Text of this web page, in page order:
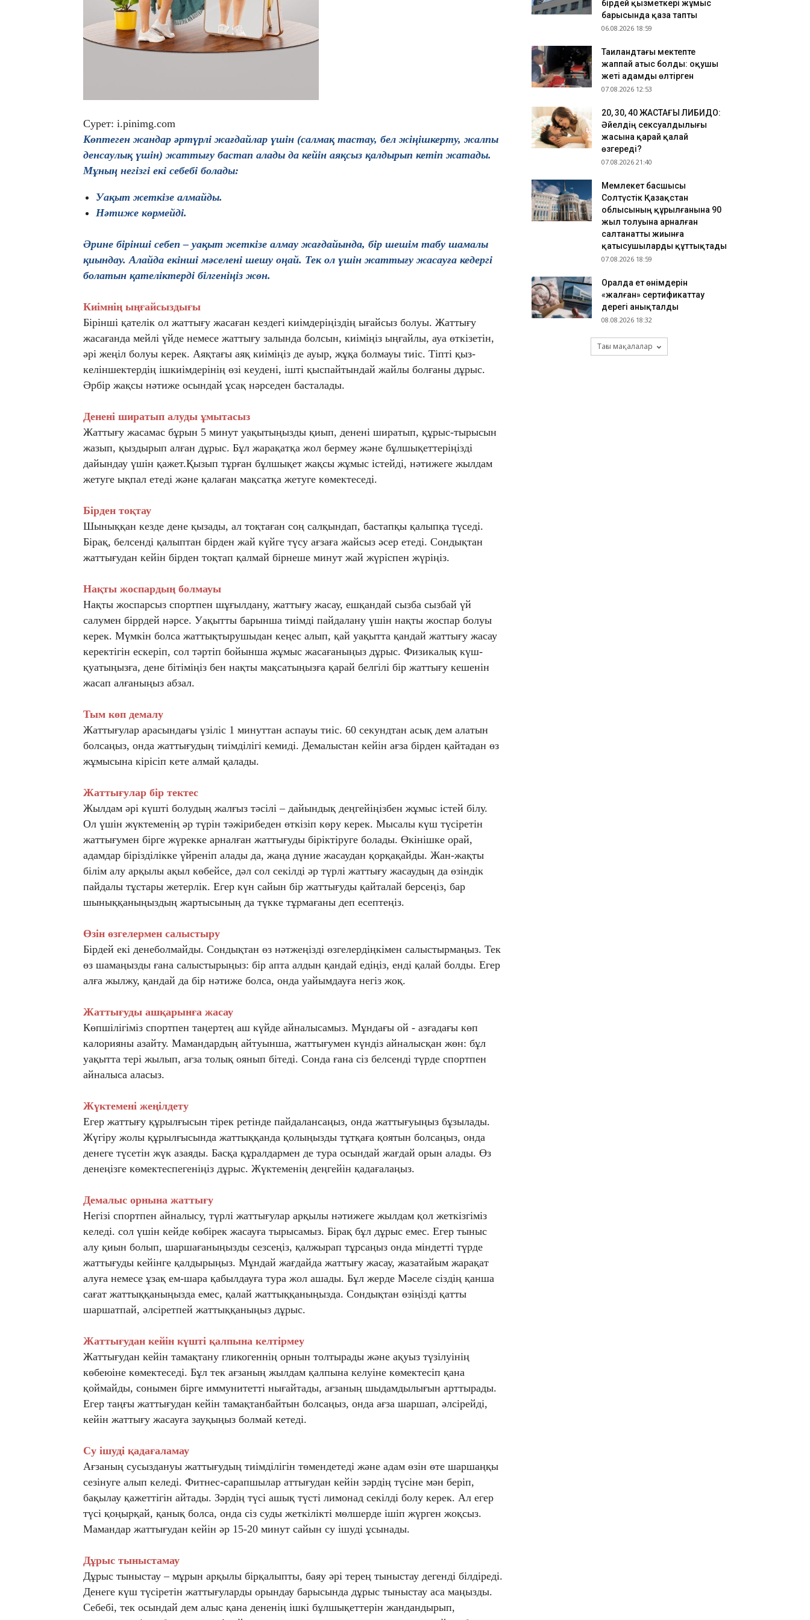
Сурет: i.pinimg.com
Көптеген жандар әртүрлі жағдайлар үшін (салмақ тастау, бел жіңішкерту, жалпы
денсаулық үшін) жаттығу бастап алады да кейін аяқсыз қалдырып кетіп жатады.
Мұның негізгі екі себебі болады:
Уақыт жеткізе алмайды.
Нәтиже көрмейді.
Әрине бірінші себеп – уақыт жеткізе алмау жағдайында, бір шешім табу шамалы
қиындау. Алайда екінші мәселені шешу оңай. Тек ол үшін жаттығу жасауға кедергі
болатын қателіктерді білгеніңіз жөн.
Киімнің ыңғайсыздығы
Бірінші қателік ол жаттығу жасаған кездегі киімдеріңіздің ығайсыз болуы. Жаттығу
жасағанда мейлі үйде немесе жаттығу залында болсын, киіміңіз ыңғайлы, ауа өткізетін,
әрі жеңіл болуы керек. Аяқтағы аяқ киіміңіз де ауыр, жұқа болмауы тиіс. Тіпті қыз-
келіншектердің ішкиімдерінің өзі кеудені, ішті қыспайтындай жайлы болғаны дұрыс.
Әрбір жақсы нәтиже осындай ұсақ нәрседен басталады.
Денені ширатып алуды ұмытасыз
Жаттығу жасамас бұрын 5 минут уақытыңызды қиып, денені ширатып, құрыс-тырысын
жазып, қыздырып алған дұрыс. Бұл жарақатқа жол бермеу және бұлшықеттеріңізді
дайындау үшін қажет.Қызып тұрған бұлшықет жақсы жұмыс істейді, нәтижеге жылдам
жетуге ықпал етеді және қалаған мақсатқа жетуге көмектеседі.
Бірден тоқтау
Шыныққан кезде дене қызады, ал тоқтаған соң салқындап, бастапқы қалыпқа түседі.
Бірақ, белсенді қалыптан бірден жай күйге түсу ағзаға жайсыз әсер етеді. Сондықтан
жаттығудан кейін бірден тоқтап қалмай бірнеше минут жай жүріспен жүріңіз.
Нақты жоспардың болмауы
Нақты жоспарсыз спортпен шұғылдану, жаттығу жасау, ешқандай сызба сызбай үй
салумен біррдей нәрсе. Уақытты барынша тиімді пайдалану үшін нақты жоспар болуы
керек. Мүмкін болса жаттықтырушыдан кеңес алып, қай уақытта қандай жаттығу жасау
керектігін ескеріп, сол тәртіп бойынша жұмыс жасағаныңыз дұрыс. Физикалық күш-
қуатыңызға, дене бітіміңіз бен нақты мақсатыңызға қарай белгілі бір жаттығу кешенін
жасап алғаныңыз абзал.
Тым көп демалу
Жаттығулар арасындағы үзіліс 1 минуттан аспауы тиіс. 60 секундтан асық дем алатын
болсаңыз, онда жаттығудың тиімділігі кемиді. Демалыстан кейін ағза бірден қайтадан өз
жұмысына кірісіп кете алмай қалады.
Жаттығулар бір тектес
Жылдам әрі күшті болудың жалғыз тәсілі – дайындық деңгейіңізбен жұмыс істей білу.
Ол үшін жүктеменің әр түрін тәжірибеден өткізіп көру керек. Мысалы күш түсіретін
жаттығумен бірге жүрекке арналған жаттығуды біріктіруге болады. Өкінішке орай,
адамдар бірізділікке үйреніп алады да, жаңа дүние жасаудан қорқақайды. Жан-жақты
білім алу арқылы ақыл көбейсе, дәл сол секілді әр түрлі жаттығу жасаудың да өзіндік
пайдалы тұстары жетерлік. Егер күн сайын бір жаттығуды қайталай берсеңіз, бар
шыныққаныңыздың жартысының да түкке тұрмағаны деп есептеңіз.
Өзін өзгелермен салыстыру
Бірдей екі денеболмайды. Сондықтан өз нәтжеңізді өзгелердіңкімен салыстырмаңыз. Тек
өз шамаңызды ғана салыстырыңыз: бір апта алдын қандай едіңіз, енді қалай болды. Егер
алға жылжу, қандай да бір нәтиже болса, онда уайымдауға негіз жоқ.
Жаттығуды ашқарынға жасау
Көпшілігіміз спортпен таңертең аш күйде айналысамыз. Мұндағы ой - азғадағы көп
калорияны азайту. Мамандардың айтуынша, жаттығумен күндіз айналысқан жөн: бұл
уақытта тері жылып, ағза толық оянып бітеді. Сонда ғана сіз белсенді түрде спортпен
айналыса аласыз.
Жүктемені жеңілдету
Егер жаттығу құрылғысын тірек ретінде пайдалансаңыз, онда жаттығуыңыз бұзылады.
Жүгіру жолы құрылғысында жаттыққанда қолыңызды тұтқаға қоятын болсаңыз, онда
денеге түсетін жүк азаяды. Басқа құралдармен де тура осындай жағдай орын алады. Өз
денеңізге көмектеспегеніңіз дұрыс. Жүктеменің деңгейін қадағалаңыз.
Демалыс орнына жаттығу
Негізі спортпен айналысу, түрлі жаттығулар арқылы нәтижеге жылдам қол жеткізгіміз
келеді. сол үшін кейде көбірек жасауға тырысамыз. Бірақ бұл дұрыс емес. Егер тыныс
алу қиын болып, шаршағаныңызды сезсеңіз, қалжырап тұрсаңыз онда міндетті түрде
жаттығуды кейінге қалдырыңыз. Мұндай жағдайда жаттығу жасау, жазатайым жарақат
алуға немесе ұзақ ем-шара қабылдауға тура жол ашады. Бұл жерде Мәселе сіздің қанша
сағат жаттыққаныңызда емес, қалай жаттыққаныңызда. Сондықтан өзіңізді қатты
шаршатпай, әлсіретпей жаттыққаныңыз дұрыс.
Жаттығудан кейін күшті қалпына келтірмеу
Жаттығудан кейін тамақтану гликогеннің орнын толтырады және ақуыз түзілуінің
көбеюіне көмектеседі. Бұл тек ағзаның жылдам қалпына келуіне көмектесіп қана
қоймайды, сонымен бірге иммунитетті нығайтады, ағзаның шыдамдылығын арттырады.
Егер таңғы жаттығудан кейін тамақтанбайтын болсаңыз, онда ағза шаршап, әлсірейді,
кейін жаттығу жасауға зауқыңыз болмай кетеді.
Су ішуді қадағаламау
Ағзаның сусыздануы жаттығудың тиімділігін төмендетеді және адам өзін өте шаршаңқы
сезінуге алып келеді. Фитнес-сарапшылар аттығудан кейін зәрдің түсіне мән беріп,
бақылау қажеттігін айтады. Зәрдің түсі ашық түсті лимонад секілді болу керек. Ал егер
түсі қоңырқай, қанық болса, онда сіз суды жеткілікті мөлшерде ішіп жүрген жоқсыз.
Мамандар жаттығудан кейін әр 15-20 минут сайын су ішуді ұсынады.
Дұрыс тыныстамау
Дұрыс тыныстау – мұрын арқылы бірқалыпты, баяу әрі терең тыныстау дегенді білдіреді.
Денеге күш түсіретін жаттығуларды орындау барысында дұрыс тыныстау аса маңызды.
Себебі, тек осындай дем алыс қана дененің ішкі бұлшықеттерін жандандырып,
теңгесінен айырылғанын айтты
кімдер?
08.08.2026 20:31
АҚ ШАШты боямай табиғи қалпында ӨСІРУ - ТРЕНД
бірдей қызметкері жұмыс
барысында қаза тапты
06.08.2026 18:59
Таиландтағы мектепте
жаппай атыс болды: оқушы
жеті адамды өлтірген
07.08.2026 12:53
​20, 30, 40 ЖАСТАҒЫ ЛИБИДО:
Әйелдің сексуалдылығы
жасына қарай қалай
өзгереді?
07.08.2026 21:40
Мемлекет басшысы
Солтүстік Қазақстан
облысының құрылғанына 90
жыл толуына арналған
салтанатты жиынға
қатысушыларды құттықтады
07.08.2026 18:59
Оралда ет өнімдерін
«жалған» сертификаттау
дерегі анықталды
08.08.2026 18:32
Тағы мақалалар